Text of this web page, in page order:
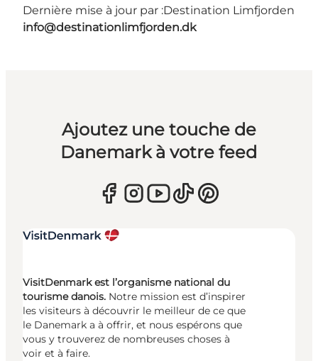
Dernière mise à jour par :Destination Limfjorden
info@destinationlimfjorden.dk
Ajoutez une touche de
Danemark à votre feed
VisitDenmark est l’organisme national du
tourisme danois. Notre mission est d’inspirer
les visiteurs à découvrir le meilleur de ce que
le Danemark a à offrir, et nous espérons que
vous y trouverez de nombreuses choses à
voir et à faire.